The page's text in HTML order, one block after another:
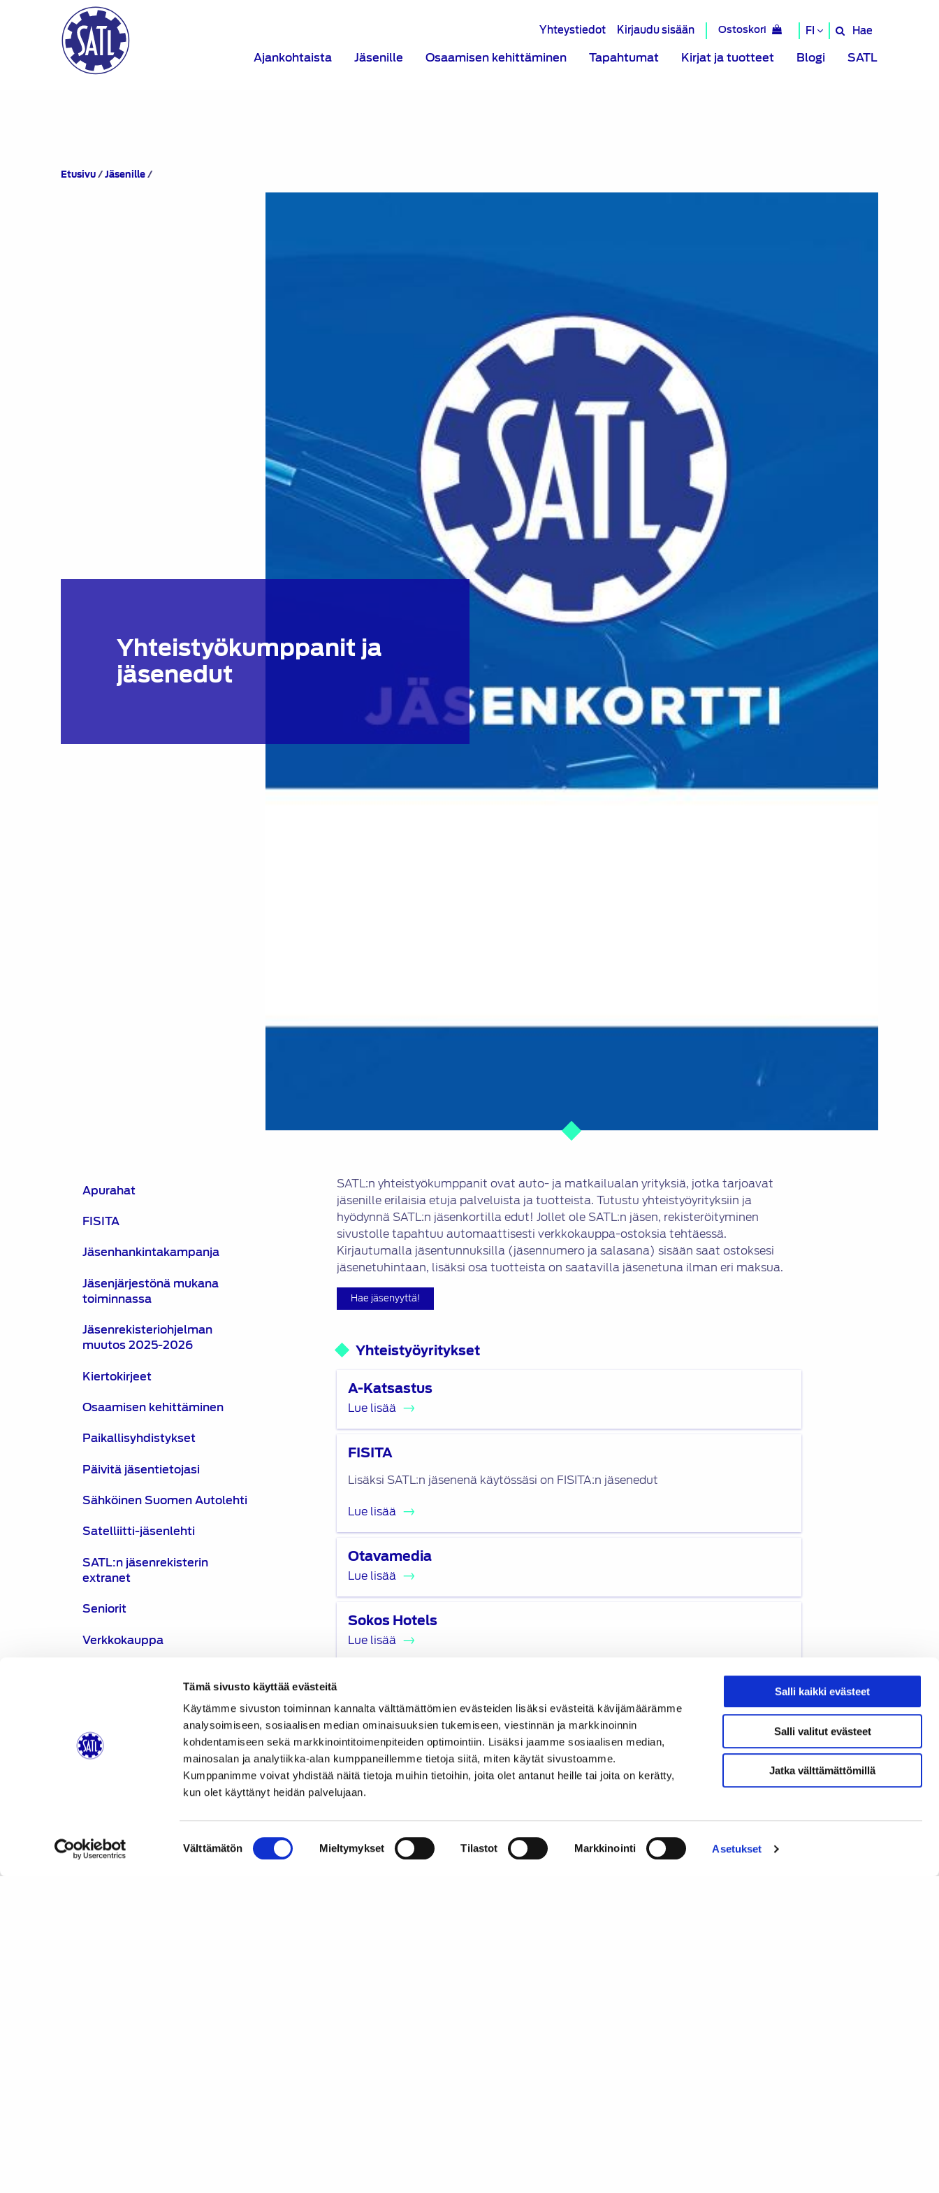
Tämä sivusto käyttää evästeitä
Käytämme sivuston toiminnan kannalta välttämättömien evästeiden lisäksi evästeitä kävijämäärämme
analysoimiseen, sosiaalisen median ominaisuuksien tukemiseen, viestinnän ja markkinoinnin
kohdentamiseen sekä markkinointitoimenpiteiden optimointiin. Lisäksi jaamme sosiaalisen median,
mainosalan ja analytiikka-alan kumppaneillemme tietoja siitä, miten käytät sivustoamme.
Kumppanimme voivat yhdistää näitä tietoja muihin tietoihin, joita olet antanut heille tai joita on kerätty,
kun olet käyttänyt heidän palvelujaan.
valinta
Välttämätön Mieltymykset Tilastot Markkinointi Asetukset
Salli kaikki evästeet
Salli valitut evästeet
Jatka välttämättömillä
Yhteystiedot Kirjaudu sisään Ostoskori FI
Hae
Hae
Ajankohtaista Jäsenille Osaamisen kehittäminen Tapahtumat Kirjat ja tuotteet Blogi SATL
Etusivu/Jäsenille/Yhteistyökumppanit
Yhteistyökumppanit ja
jäsenedut
Apurahat
FISITA
Jäsenhankintakampanja
Jäsenjärjestönä mukana
toiminnassa
Jäsenrekisteriohjelman
muutos 2025-2026
Kiertokirjeet
Osaamisen kehittäminen
Paikallisyhdistykset
Päivitä jäsentietojasi
Sähköinen Suomen Autolehti
Satelliitti-jäsenlehti
SATL:n jäsenrekisterin
extranet
Seniorit
Verkkokauppa
SATL:n jäsenedut Sokos
SATL:n jäsenetu,
alennus Otavamedian
lehtitilauksista
SATL:n jäsenetu,
Suomen Autolehti
SATL:n yhteistyökumppanit ovat auto- ja matkailualan yrityksiä, jotka tarjoavat
jäsenille erilaisia etuja palveluista ja tuotteista. Tutustu yhteistyöyrityksiin ja
hyödynnä SATL:n jäsenkortilla edut! Jollet ole SATL:n jäsen, rekisteröityminen
sivustolle tapahtuu automaattisesti verkkokauppa-ostoksia tehtäessä.
Kirjautumalla jäsentunnuksilla (jäsennumero ja salasana) sisään saat ostoksesi
jäsenetuhintaan, lisäksi osa tuotteista on saatavilla jäsenetuna ilman eri maksua.
Hae jäsenyyttä!
Yhteistyöyritykset
A-Katsastus
Lue lisää
lisää
FISITA
Lisäksi SATL:n jäsenenä käytössäsi on FISITA:n jäsenedut
Lue lisää
lisää
Otavamedia
Lue lisää
lisää
Sokos Hotels
Lue lisää
lisää
Lue lisää
lisää
Suomen Autolehti
Lue lisää
Lue
lisää